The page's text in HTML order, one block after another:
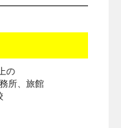
の
所、旅館